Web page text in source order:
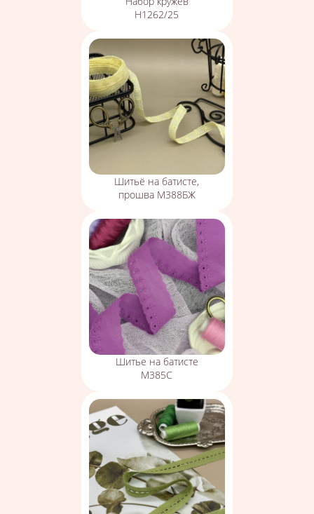
Н1262/25
Шитьё на батисте,
прошва М388БЖ
Шитье на батисте
М385С